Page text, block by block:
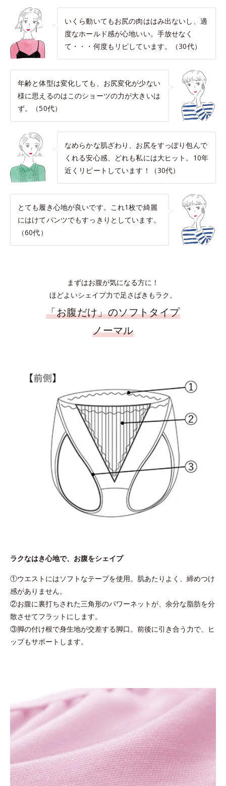
いくら動いてもお尻の肉ははみ出ないし、適
度なホールド感が心地いい。手放せなく
て・・・何度もリピしています。（30代）
年齢と体型は変化しても、お尻変化が少ない
様に思えるのはこのショーツの力が大きいは
ず。（50代）
なめらかな肌ざわり、お尻をすっぽり包んで
くれる安心感、どれも私には大ヒット。10年
近くリピートしています！（30代）
とても履き心地が良いです。これ1枚で綺麗
にはけてパンツでもすっきりとしています。
（60代）
まずはお腹が気になる方に！
ほどよいシェイプ力で足さばきもラク。
「お腹だけ」のソフトタイプ
ノーマル
ラクなはき心地で、お腹をシェイプ
①ウエストにはソフトなテープを使用。肌あたりよく、締めつけ
感がありません。
②お腹に裏打ちされた三角形のパワーネットが、余分な脂肪を分
散させてフラットにします。
③脚の付け根で身生地が交差する脚口。前後に引き合う力で、ヒ
ップもサポートします。